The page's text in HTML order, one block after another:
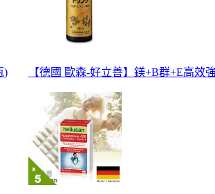
) 【德國 歐森-好立善】鎂+B群+E高效